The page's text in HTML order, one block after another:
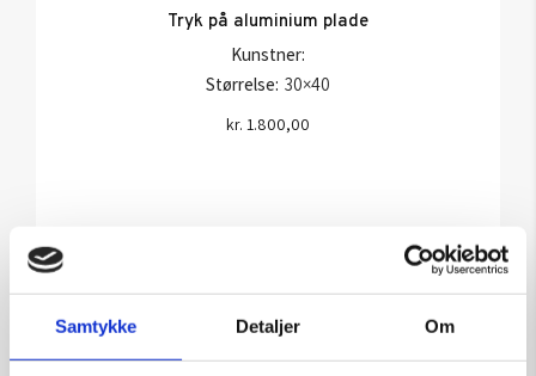
Samtykke Detaljer Om
Tryk på aluminium plade
Kunstner:
Størrelse: 30×40
kr. 1.800,00